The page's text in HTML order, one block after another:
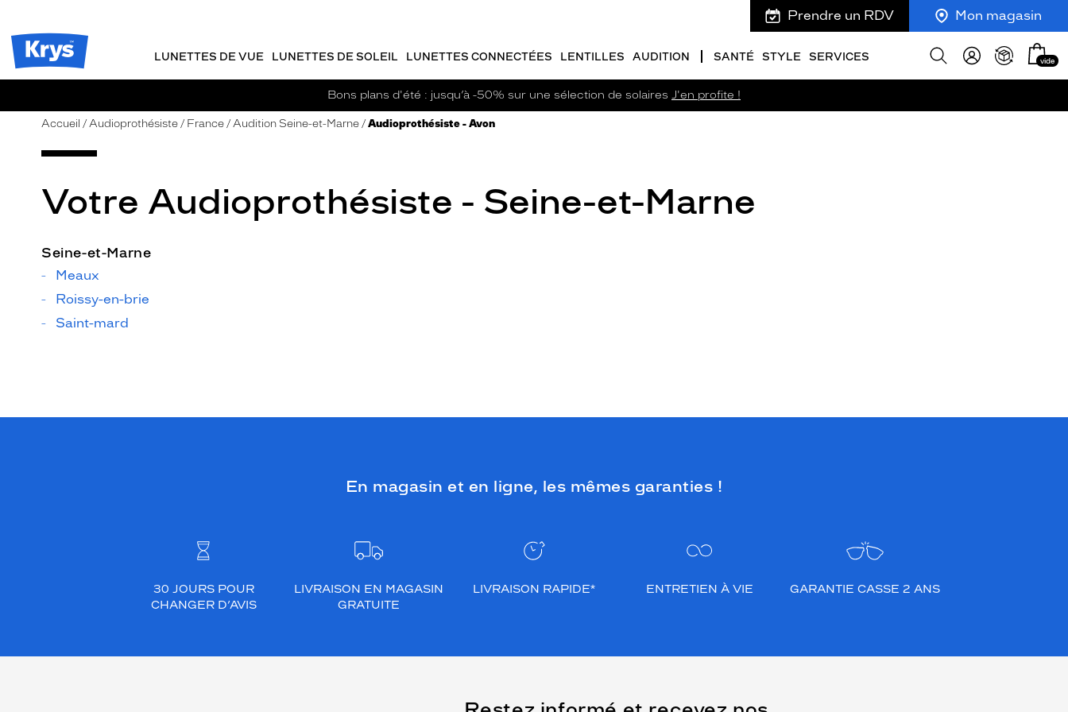
Opticien
Krys
Prendre un RDV Mon magasin
LUNETTES DE VUE LUNETTES DE SOLEIL LUNETTES CONNECTÉES LENTILLES AUDITION SANTÉ STYLE SERVICES
Afficher
Mon
panier
vide
Bons plans d'été : jusqu’à -50% sur une sélection de solaires J'en profite !
Accueil Audioprothésiste France Audition Seine-et-Marne Audioprothésiste - Avon
Votre Audioprothésiste - Seine-et-Marne
Seine-et-Marne
Meaux
Roissy-en-brie
Saint-mard
En magasin et en ligne, les mêmes garanties !
30 JOURS POUR
CHANGER D’AVIS
LIVRAISON EN MAGASIN
GRATUITE
LIVRAISON RAPIDE* ENTRETIEN À VIE GARANTIE CASSE 2 ANS
(Ce